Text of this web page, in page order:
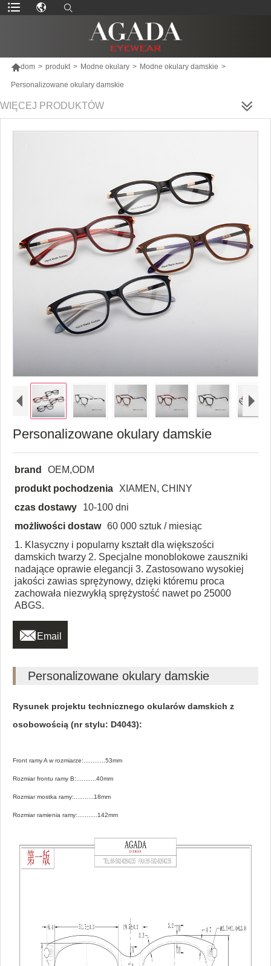
dom > produkt > Modne okulary > Modne okulary damskie >
Personalizowane okulary damskie
WIĘCEJ PRODUKTÓW
Personalizowane okulary damskie
brand
OEM,ODM
produkt pochodzenia
XIAMEN, CHINY
czas dostawy
10-100 dni
możliwości dostaw 60 000 sztuk / miesiąc
1. Klasyczny i popularny kształt dla większości
damskich twarzy 2. Specjalne monoblokowe zauszniki
nadające oprawie elegancji 3. Zastosowano wysokiej
jakości zawias sprężynowy, dzięki któremu proca
zachowała niezwykłą sprężystość nawet po 25000
ABGS.
 Email
Personalizowane okulary damskie
Rysunek projektu technicznego okularów damskich z
osobowością (nr stylu: D4043):
Front ramy A w rozmiarze:............53mm
Rozmiar frontu ramy B:...........40mm
Rozmiar mostka ramy:...........18mm
Rozmiar ramienia ramy:...........142mm